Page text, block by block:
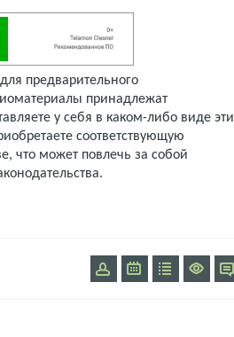
предварительного
принадлежат
у себя в каком-либо виде эти
соответствующую
что может повлечь за собой